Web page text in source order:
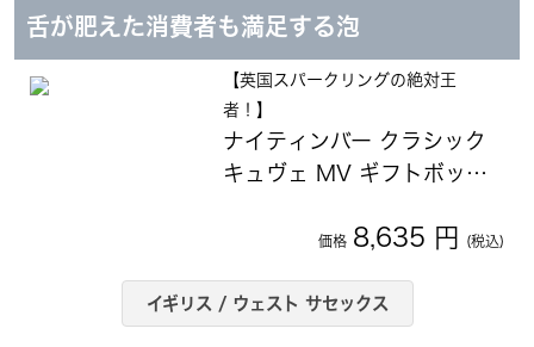
舌が肥えた消費者も満足する泡
【英国スパークリングの絶対王
者！】
ナイティンバー クラシック
キュヴェ MV ギフトボック
価格 8,635 円 (税込)
イギリス / ウェスト サセックス